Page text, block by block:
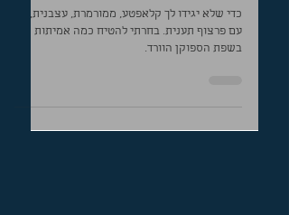
כדי שלא יגידו לך קלאפטע, ממורמרת, עצבנית,
עם פרצוף תענית. בחרתי להטיח כמה אמיתות
בשפת הספוקן הוורד.